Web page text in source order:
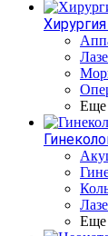
Хирургия
Еще
Еще